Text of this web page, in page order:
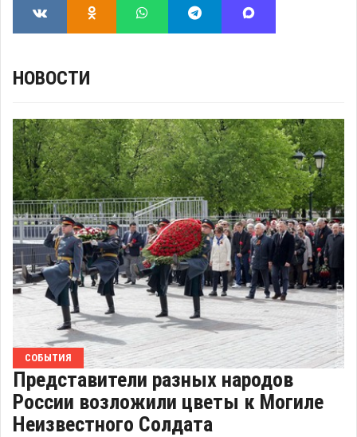
НОВОСТИ
СОБЫТИЯ
Представители разных народов
России возложили цветы к Могиле
Неизвестного Солдата